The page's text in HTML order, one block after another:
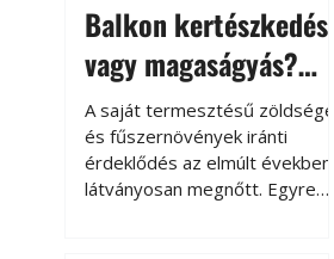
Balkon kertészkedés
vagy magaságyás?
Helytakarékos
kertészkedés
A saját termesztésű zöldségek
és fűszernövények iránti
érdeklődés az elmúlt években
látványosan megnőtt. Egyre